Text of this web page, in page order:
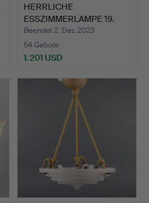
HERRLICHE
ESSZIMMERLAMPE 19.
Jahrhundert, …
Beendet 2. Dez 2023
54 Gebote
1.201 USD